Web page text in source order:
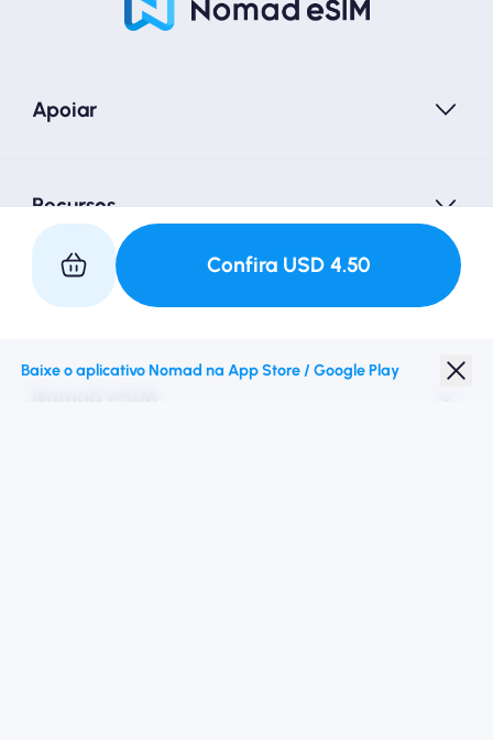
Confira USD 4.50
Apoiar
Recursos
Faça parceria conosco
Baixe o aplicativo Nomad na App Store / Google Play